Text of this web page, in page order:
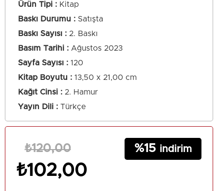
Ürün Tipi
Kitap
Baskı Durumu
Satışta
Baskı Sayısı
2. Baskı
Basım Tarihi
Ağustos 2023
Sayfa Sayısı
120
Kitap Boyutu
13,50 x 21,00 cm
Kağıt Cinsi
2. Hamur
Yayın Dili
Türkçe
₺120,00
₺102,00
15